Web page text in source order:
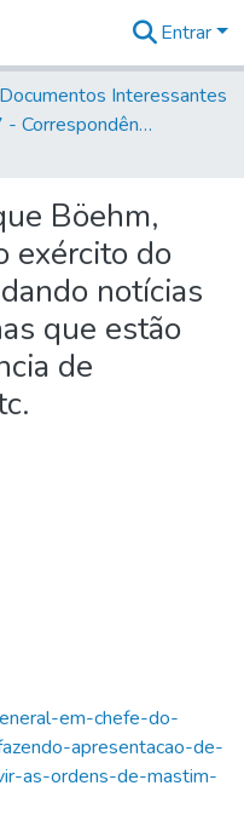
Entrar
Documentos Interessantes
Volume 17 - Correspondência do Vice-Rei, de Martim Lopes Lobo e outros (1775- 9)
Böehm,
exército do
notícias
que estão
de
em-chefe-do-
apresentacao-de-
as-ordens-de-mastim-